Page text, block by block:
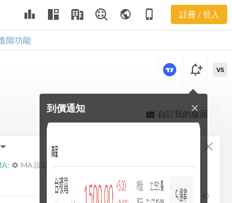
leaderboard public phone_iphone 註冊 / 登入
階功能
息
更強大的進階價量圖表
notification_add
到價通知 close
VS
view_quilt 自訂我的版面
close
40
settings MA 設定